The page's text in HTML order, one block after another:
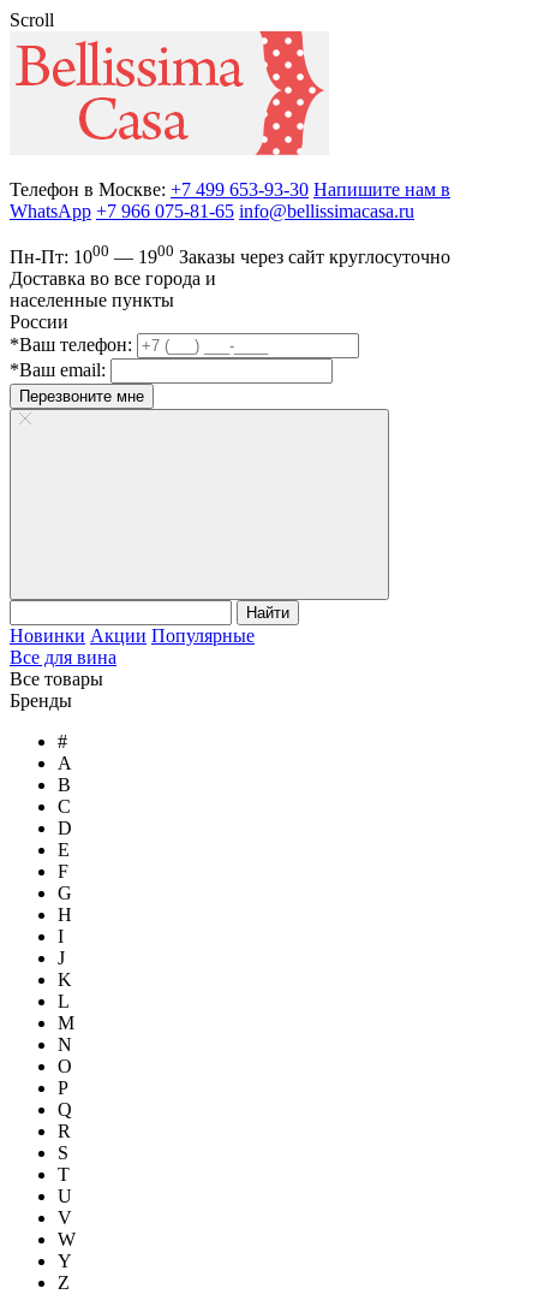
Scroll
Телефон в Москве: +7 499 653-93-30 Напишите нам в
WhatsApp +7 966 075-81-65 info@bellissimacasa.ru
Пн-Пт: 1000 — 1900 Заказы через сайт круглосуточно
Доставка во все города и
населенные пункты
России
*Ваш телефон:
*Ваш email:
Перезвоните мне
Найти
Новинки Акции Популярные
Все для вина
Все товары
Бренды
#
A
B
C
D
E
F
G
H
I
J
K
L
M
N
O
P
Q
R
S
T
U
V
W
Y
Z